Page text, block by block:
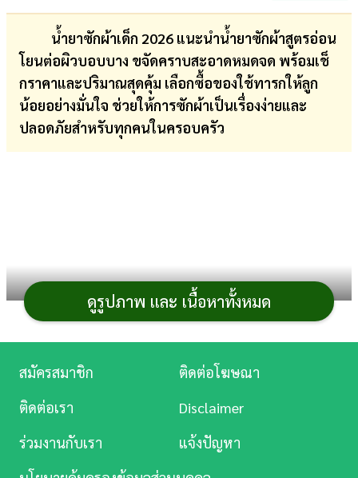
น้ำยาซักผ้าเด็ก 2026 แนะนำน้ำยาซักผ้าสูตรอ่อน
โยนต่อผิวบอบบาง ขจัดคราบสะอาดหมดจด พร้อมเช็
กราคาและปริมาณสุดคุ้ม เลือกซื้อของใช้ทารกให้ลูก
น้อยอย่างมั่นใจ ช่วยให้การซักผ้าเป็นเรื่องง่ายและ
ปลอดภัยสำหรับทุกคนในครอบครัว
การดูแลสุขอนามัยของลูกน้อยเริ่มต้นได้ง่าย ๆ จากการ
สำคัญที่ต้องสัมผัสกับผิวบอบบางตลอดทั้งวัน การเลือก
ที่มีประสิทธิภาพในการขจัดคราบแต่ยังคงความ
อ่อนโยนจึงเป็นสิ่งที่คุณแม่ยุคใหม่ให้ความสำคัญเป็นอันดับ
ดูรูปภาพ และ เนื้อหาทั้งหมด
ตรวจ
ผล
บอล
สด
การ
บันเทิง
ดู
Music
สมัครสมาชิก
ติดต่อโฆษณา
ติดต่อเรา
Disclaimer
ร่วมงานกับเรา
แจ้งปัญหา